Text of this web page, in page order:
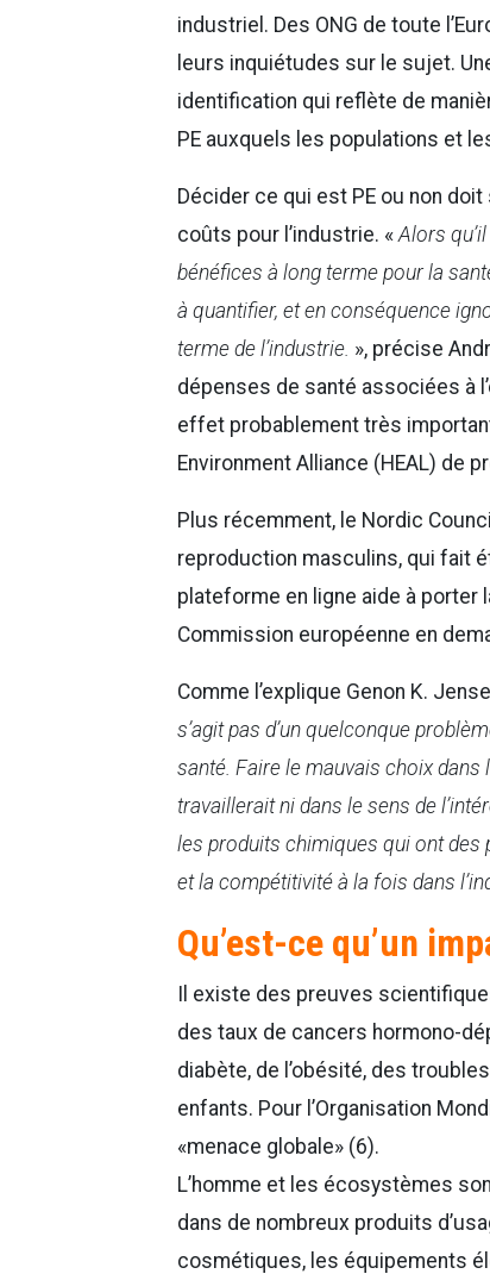
industriel. Des ONG de toute
leurs inquiétudes sur le sujet.
identification qui reflète de
PE auxquels les populations et
Décider ce qui est PE ou non
coûts pour l’industrie. «Alors
bénéfices à long terme pour la
à quantifier, et en conséquence
terme de l’industrie. », précise
dépenses de santé associées à
effet probablement très
Environment Alliance (HEAL) de
Plus récemment, le Nordic
reproduction masculins, qui fait
plateforme en ligne aide à porter
Commission européenne en
Comme l’explique Genon K.
s’agit pas d’un quelconque
santé. Faire le mauvais choix
travaillerait ni dans le sens de
les produits chimiques qui ont des
et la compétitivité à la fois dans
Qu’est-ce qu’un
Il existe des preuves
des taux de cancers hormono-
diabète, de l’obésité, des
enfants. Pour l’Organisation
«menace globale» (6).
L’homme et les écosystèmes
dans de nombreux produits
cosmétiques, les équipements